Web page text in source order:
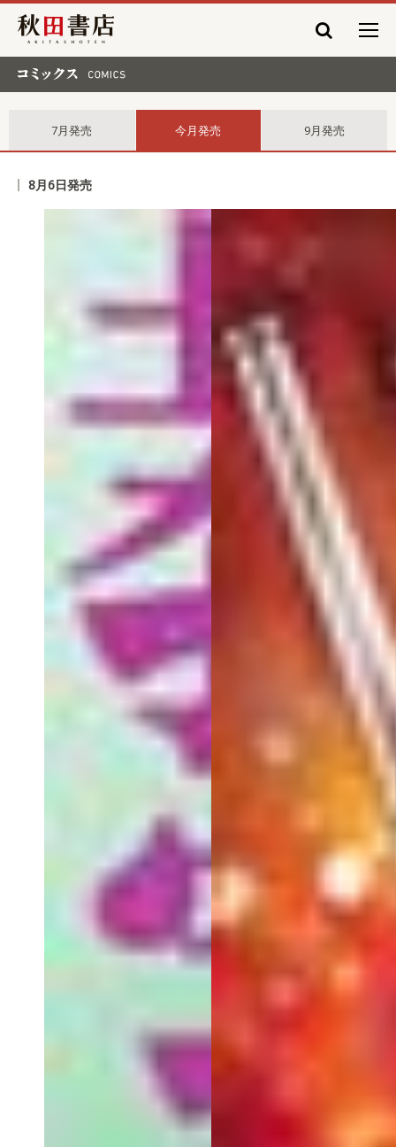
秋田書店
7月発売 今月発売 9月発売
8月6日発売